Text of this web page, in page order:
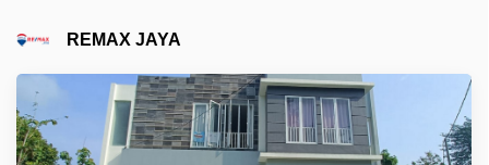
REMAX JAYA